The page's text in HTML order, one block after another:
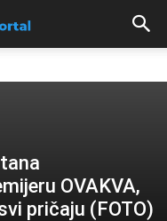
OVAKVA,
pričaju (FOTO)